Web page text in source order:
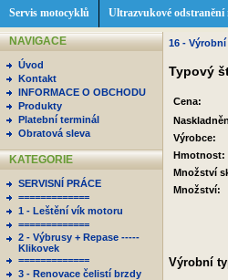
Servis motocyklů Ultrazvukové odstranění
NAVIGACE
Úvod
Kontakt
INFORMACE O OBCHODU
Produkty
Platební terminál
Obratová sleva
KATEGORIE
SERVISNÍ PRÁCE
=============
1 - Leštění vík motoru
=============
2 - Výbrusy + Repase -----
Klikovek
=============
3 - Renovace čelistí brzdy
16 -
Typový
Cena:
Výrobce:
Hmotnost:
Množství
Množství:
Výrobní